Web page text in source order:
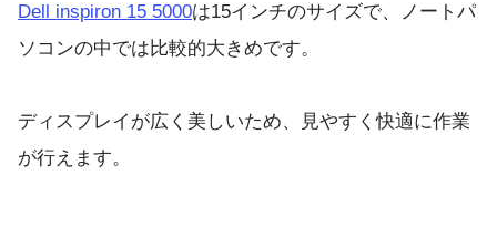
Dell inspiron 15 5000は15インチのサイズで、ノートパ
ソコンの中では比較的大きめです。
ディスプレイが広く美しいため、見やすく快適に作業
が行えます。